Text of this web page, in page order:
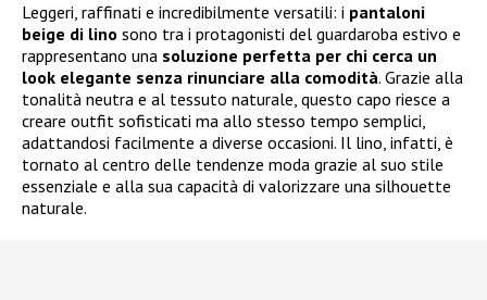
Leggeri, raffinati e incredibilmente versatili: i pantaloni
beige di lino sono tra i protagonisti del guardaroba estivo e
rappresentano una soluzione perfetta per chi cerca un
look elegante senza rinunciare alla comodità. Grazie alla
tonalità neutra e al tessuto naturale, questo capo riesce a
creare outfit sofisticati ma allo stesso tempo semplici,
adattandosi facilmente a diverse occasioni. Il lino, infatti, è
tornato al centro delle tendenze moda grazie al suo stile
essenziale e alla sua capacità di valorizzare una silhouette
naturale.